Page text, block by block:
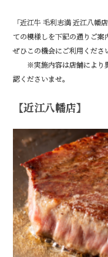
「近江牛 毛利志満 近江八幡
ての模様しを下記の通りご案
ぜひこの機会にご利用くださ
※実施内容は店舗により異
認くださいませ。
【近江八幡店】